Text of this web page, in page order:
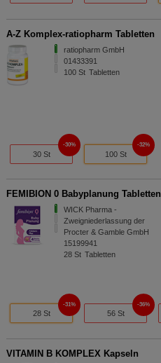
A-Z Komplex-ratiopharm Tabletten
ratiopharm GmbH
01433391
100 St Tabletten
30 St
30%
100 St
32%
FEMIBION 0 Babyplanung Tabletten
WICK Pharma -
Zweigniederlassung der
Procter & Gamble GmbH
15199941
28 St Tabletten
28 St
31%
56 St
36%
VITAMIN B KOMPLEX Kapseln